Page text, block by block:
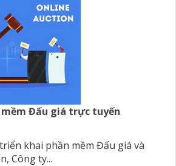
Đấu giá trực tuyến
khai phần mềm Đấu giá và
Công ty...